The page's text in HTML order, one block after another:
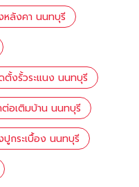
หลังคา นนทบุรี
ตั้งรั้วระแนง นนทบุรี
ต่อเติมบ้าน นนทบุรี
ปูกระเบื้อง นนทบุรี